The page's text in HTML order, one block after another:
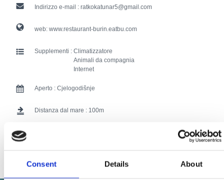
Consent Details About
Indirizzo e-mail : ratkokatunar5@gmail.com
web: www.restaurant-burin.eatbu.com
Supplementi : Climatizzatore
Animali da compagnia
Internet
Aperto : Cjelogodišnje
Distanza dal mare : 100
115 users have voted.